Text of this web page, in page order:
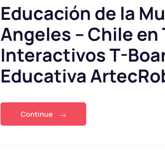
Educación de la
Angeles – Chile en
Interactivos T-
Educativa
Continue